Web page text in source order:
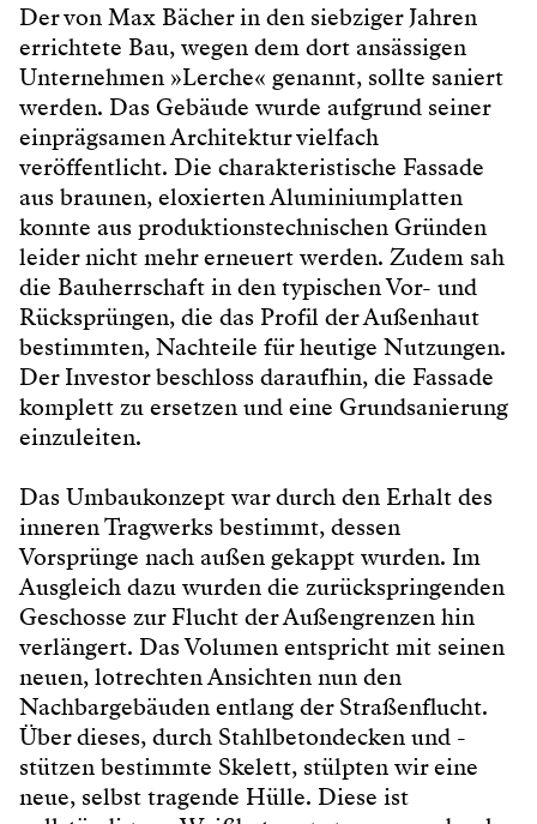
Der von Max Bächer in den siebziger Jahren
errichtete Bau, wegen dem dort ansässigen
Unternehmen »Lerche« genannt, sollte saniert
werden. Das Gebäude wurde aufgrund seiner
einprägsamen Architektur vielfach
veröffentlicht. Die charakteristische Fassade
aus braunen, eloxierten Aluminiumplatten
konnte aus produktionstechnischen Gründen
leider nicht mehr erneuert werden. Zudem sah
die Bauherrschaft in den typischen Vor- und
Rücksprüngen, die das Profil der Außenhaut
bestimmten, Nachteile für heutige Nutzungen.
Der Investor beschloss daraufhin, die Fassade
komplett zu ersetzen und eine Grundsanierung
einzuleiten.
Das Umbaukonzept war durch den Erhalt des
inneren Tragwerks bestimmt, dessen
Vorsprünge nach außen gekappt wurden. Im
Ausgleich dazu wurden die zurückspringenden
Geschosse zur Flucht der Außengrenzen hin
verlängert. Das Volumen entspricht mit seinen
neuen, lotrechten Ansichten nun den
Nachbargebäuden entlang der Straßenflucht.
Über dieses, durch Stahlbetondecken und -
stützen bestimmte Skelett, stülpten wir eine
neue, selbst tragende Hülle. Diese ist